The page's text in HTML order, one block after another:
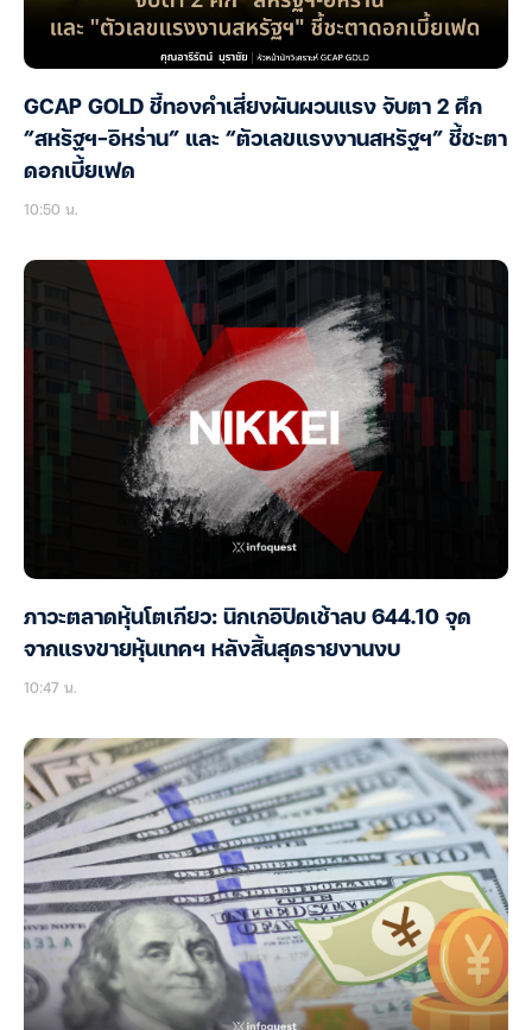
GCAP GOLD ชี้ทองคำเสี่ยงผันผวนแรง จับตา 2 ศึก
“สหรัฐฯ-อิหร่าน” และ “ตัวเลขแรงงานสหรัฐฯ” ชี้ชะตา
ดอกเบี้ยเฟด
10:50 น.
ภาวะตลาดหุ้นโตเกียว: นิกเกอิปิดเช้าลบ 644.10 จุด
จากแรงขายหุ้นเทคฯ หลังสิ้นสุดรายงานงบ
10:47 น.